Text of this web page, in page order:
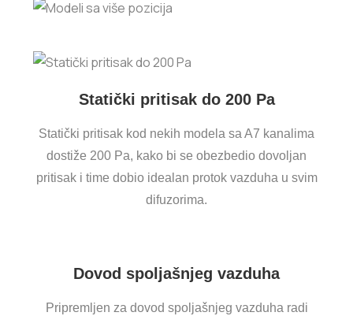
Statički pritisak do 200 Pa
Statički pritisak kod nekih modela sa A7 kanalima
dostiže 200 Pa, kako bi se obezbedio dovoljan
pritisak i time dobio idealan protok vazduha u svim
difuzorima.
Dovod spoljašnjeg vazduha
Pripremljen za dovod spoljašnjeg vazduha radi